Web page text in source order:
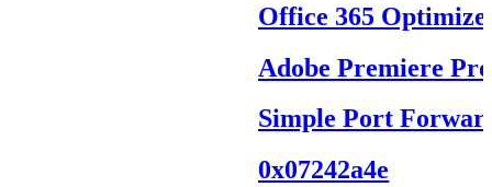
Office 365
Adobe Premiere Pro
Simple Port
0x07242a4e